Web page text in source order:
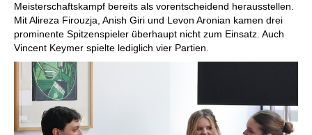
Meisterschaftskampf bereits als vorentscheidend herausstellen.
Mit Alireza Firouzja, Anish Giri und Levon Aronian kamen drei
prominente Spitzenspieler überhaupt nicht zum Einsatz. Auch
Vincent Keymer spielte lediglich vier Partien.